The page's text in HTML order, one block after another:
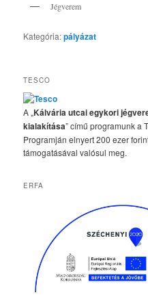
Jégverem
Kategória:pályázat
TESCO
A „Kálvária utcai egykori
kialakítása” című programunk a
Programján elnyert 200 ezer
támogatásával valósul meg.
ERFA